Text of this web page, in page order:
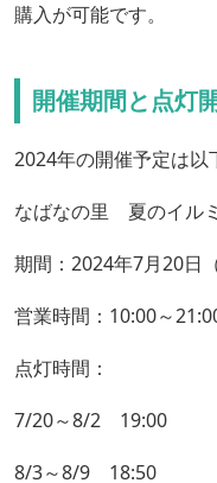
購入が可能です。
開催期間と点灯
2024年の開催予定は以
なばなの里 夏のイル
期間：2024年7月20日
営業時間：10:00～
点灯時間：
7/20～8/2 19:00
8/3～8/9 18:50